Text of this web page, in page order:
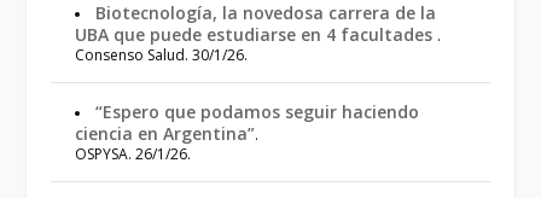
Biotecnología, la novedosa carrera de la
UBA que puede estudiarse en 4 facultades .
Consenso Salud. 30/1/26.
“Espero que podamos seguir haciendo
ciencia en Argentina”.
OSPYSA. 26/1/26.